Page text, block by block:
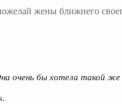
жены ближнего
очень бы хотела такой